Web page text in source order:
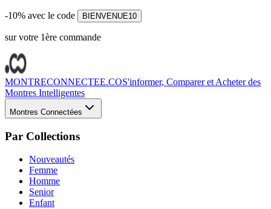
-10% avec le code BIENVENUE10
sur votre 1ère commande
MONTRECONNECTEE.COS'informer, Comparer et Acheter des
Montres Intelligentes
Montres Connectées
Par Collections
Nouveautés
Femme
Homme
Senior
Enfant